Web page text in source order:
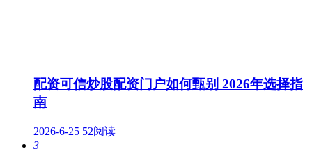
配资可信炒股配资门户如何甄别 2026年选择指
南
2026-6-25 52阅读
3